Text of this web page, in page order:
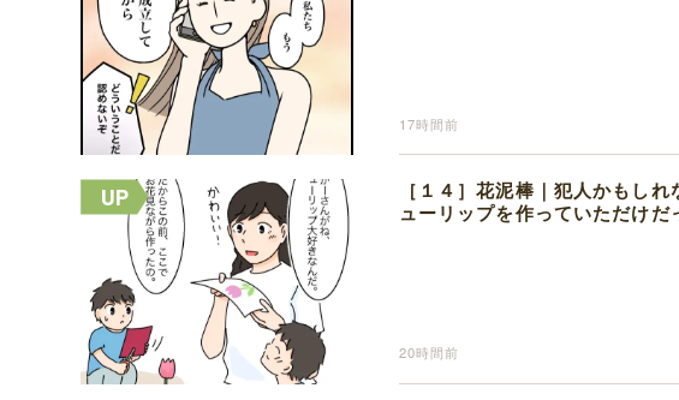
17時間前
［１４］花泥棒｜犯人かもし
ューリップを作っていただけだ
20時間前